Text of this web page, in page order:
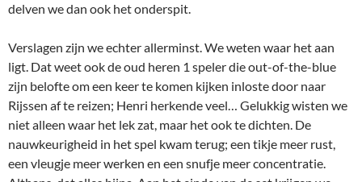
delven we dan ook het onderspit.
Verslagen zijn we echter allerminst. We weten waar het aan
ligt. Dat weet ook de oud heren 1 speler die out-of-the-blue
zijn belofte om een keer te komen kijken inloste door naar
Rijssen af te reizen; Henri herkende veel… Gelukkig wisten we
niet alleen waar het lek zat, maar het ook te dichten. De
nauwkeurigheid in het spel kwam terug; een tikje meer rust,
een vleugje meer werken en een snufje meer concentratie.